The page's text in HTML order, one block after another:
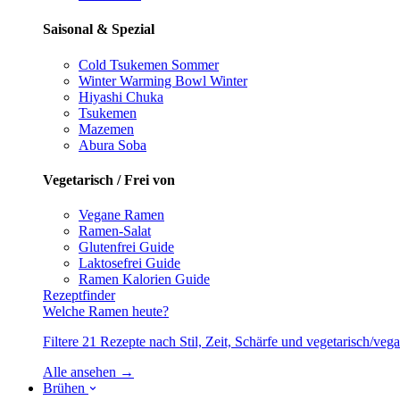
Saisonal & Spezial
Cold Tsukemen Sommer
Winter Warming Bowl Winter
Hiyashi Chuka
Tsukemen
Mazemen
Abura Soba
Vegetarisch / Frei von
Vegane Ramen
Ramen-Salat
Glutenfrei Guide
Laktosefrei Guide
Ramen Kalorien Guide
Rezeptfinder
Welche Ramen heute?
Filtere 21 Rezepte nach Stil, Zeit, Schärfe und vegetarisch/
Alle ansehen →
Brühen